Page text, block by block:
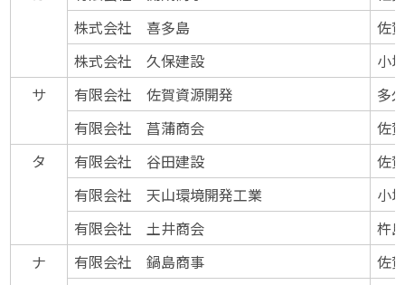
株式会社 喜多島
佐
株式会社 久保建設
小
サ
有限会社 佐賀資源開発
多
有限会社 菖蒲商会
佐
タ
有限会社 谷田建設
佐
有限会社 天山環境開発工業
小
有限会社 土井商会
杵
ナ
有限会社 鍋島商事
佐